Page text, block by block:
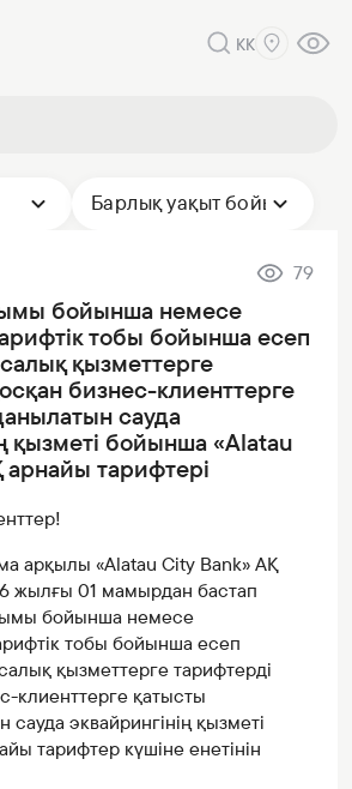
KK
Барлық уақыт бойы
79
бойынша немесе
тобы бойынша есеп
қызметтерге
бизнес-клиенттерге
сауда
қызметі бойынша «Alatau
тарифтері
арқылы «Alatau City Bank» АҚ
жылғы 01 мамырдан бастап
бойынша немесе
тобы бойынша есеп
қызметтерге тарифтерді
клиенттерге қатысты
сауда эквайрингінің қызметі
тарифтер күшіне енетінін